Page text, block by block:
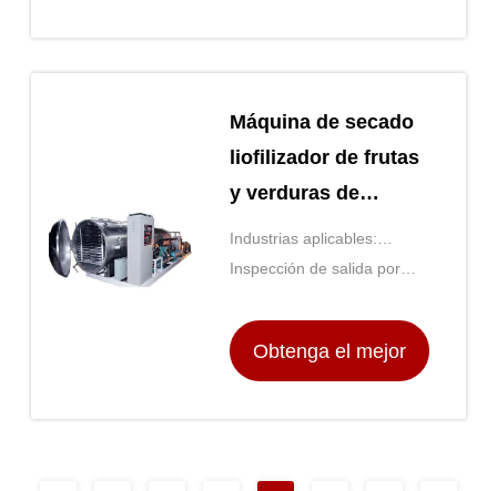
Máquina de secado
liofilizador de frutas
y verduras de
congelación al vacío
Industrias aplicables:
Fabrica de alimentos y
restaurantes, comercios
minoristas, tiendas de
Inspección de salida por
Obtenga el mejor